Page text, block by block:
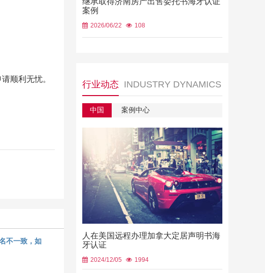
顺利无忧。
不一致，如
案例
2026/06/22 108
行业动态 INDUSTRY DYNAMICS
中国 案例中心
人在美国远程办理加拿大定居声明书海
牙认证
2024/12/05 1994